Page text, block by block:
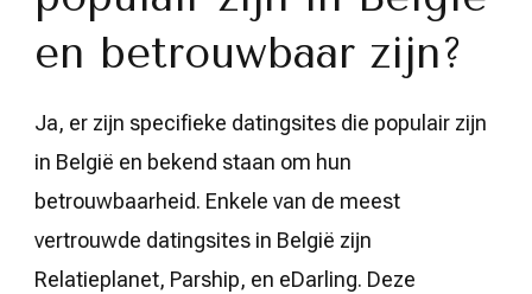
en betrouwbaar zijn?
Ja, er zijn specifieke datingsites die populair zijn
in België en bekend staan om hun
betrouwbaarheid. Enkele van de meest
vertrouwde datingsites in België zijn
Relatieplanet, Parship, en eDarling. Deze